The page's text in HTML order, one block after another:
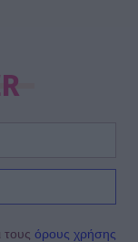
τους όρους χρήσης